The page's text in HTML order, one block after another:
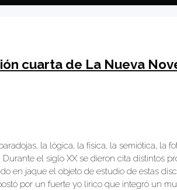
cuarta de La Nueva
la lógica, la física, la semiótica, la
el siglo XX se dieron cita distintos
en jaque el objeto de estudio de estas
por un fuerte yo lírico que integró un